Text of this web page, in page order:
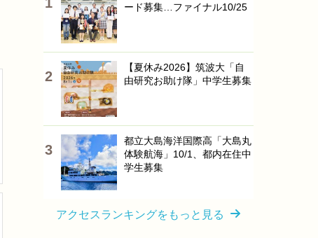
ード募集…ファイナル10/25
【夏休み2026】筑波大「自
由研究お助け隊」中学生募集
都立大島海洋国際高「大島丸
体験航海」10/1、都内在住中
学生募集
アクセスランキングをもっと見る